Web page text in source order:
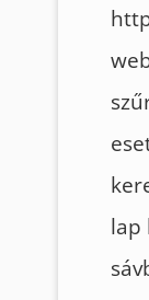
lap